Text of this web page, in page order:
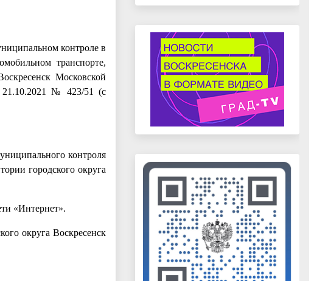
контроле в
транспорте,
Московской
21.10.2021 № 423/51 (с
контроля
городского округа
«Интернет».
округа Воскресенск